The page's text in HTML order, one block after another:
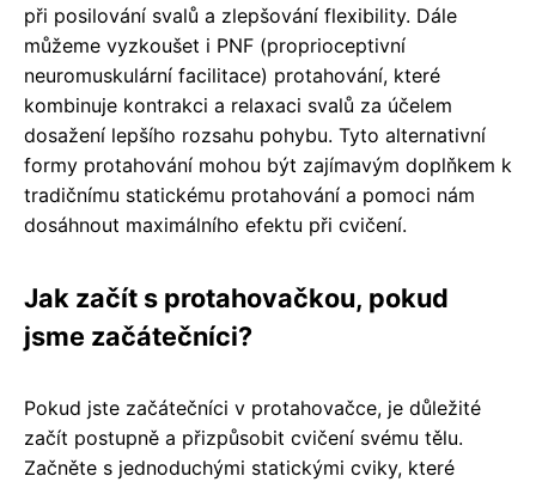
při posilování svalů a zlepšování flexibility. Dále
můžeme vyzkoušet i PNF (proprioceptivní
neuromuskulární facilitace) protahování, které
kombinuje kontrakci a relaxaci svalů za účelem
dosažení lepšího rozsahu pohybu. Tyto alternativní
formy protahování mohou být zajímavým doplňkem k
tradičnímu statickému protahování a pomoci nám
dosáhnout maximálního efektu při cvičení.
Jak začít s protahovačkou, pokud
jsme začátečníci?
Pokud jste začátečníci v protahovačce, je důležité
začít postupně a přizpůsobit cvičení svému tělu.
Začněte s jednoduchými statickými cviky, které